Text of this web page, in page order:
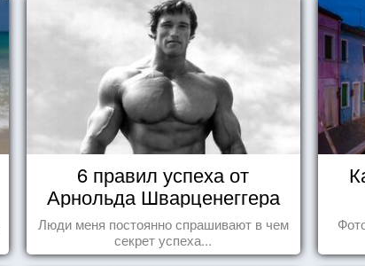
6 правил успеха от
Арнольда Шварценеггера
Люди меня постоянно спрашивают в чем
секрет успеха...